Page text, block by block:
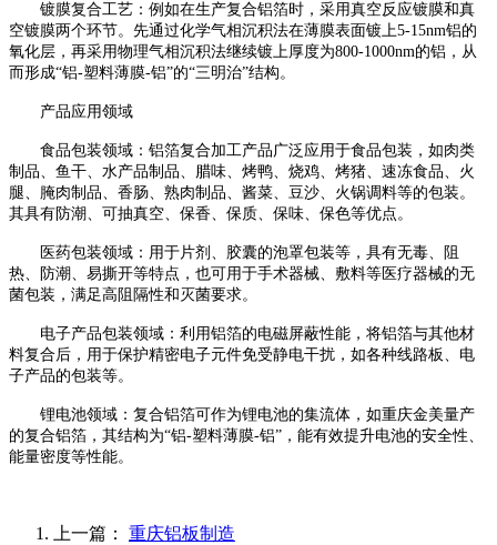
镀膜复合工艺：例如在生产复合铝箔时，采用真空反应镀膜和真
空镀膜两个环节。先通过化学气相沉积法在薄膜表面镀上5-15nm铝的
氧化层，再采用物理气相沉积法继续镀上厚度为800-1000nm的铝，从
而形成“铝-塑料薄膜-铝”的“三明治”结构。
产品应用领域
食品包装领域：铝箔复合加工产品广泛应用于食品包装，如肉类
制品、鱼干、水产品制品、腊味、烤鸭、烧鸡、烤猪、速冻食品、火
腿、腌肉制品、香肠、熟肉制品、酱菜、豆沙、火锅调料等的包装。
其具有防潮、可抽真空、保香、保质、保味、保色等优点。
医药包装领域：用于片剂、胶囊的泡罩包装等，具有无毒、阻
热、防潮、易撕开等特点，也可用于手术器械、敷料等医疗器械的无
菌包装，满足高阻隔性和灭菌要求。
电子产品包装领域：利用铝箔的电磁屏蔽性能，将铝箔与其他材
料复合后，用于保护精密电子元件免受静电干扰，如各种线路板、电
子产品的包装等。
锂电池领域：复合铝箔可作为锂电池的集流体，如重庆金美量产
的复合铝箔，其结构为“铝-塑料薄膜-铝”，能有效提升电池的安全性、
能量密度等性能。
上一篇：
重庆铝板制造